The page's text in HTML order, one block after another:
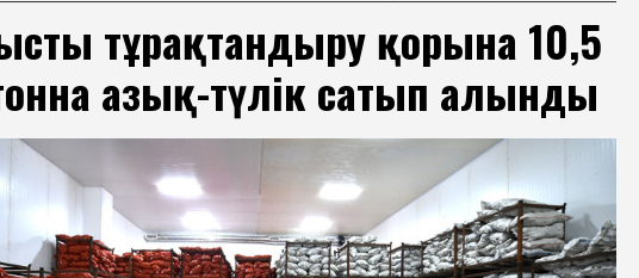
тұрақтандыру қорына 10,5
азық-түлік сатып алынды